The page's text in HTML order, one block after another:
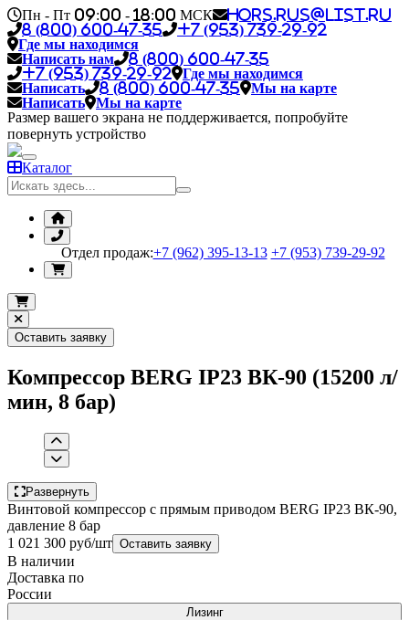
Пн - Пт 09:00 - 18:00 МСК
hors.rus@list.ru
8 (800) 600-47-35
+7 (953) 739-29-92
Где мы находимся
Написать нам
8 (800) 600-47-35
+7 (953) 739-29-92
Где мы находимся
Написать
8 (800) 600-47-35
Мы на карте
Написать
Мы на карте
Размер вашего экрана не поддерживается, попробуйте
повернуть устройство
Каталог
Отдел продаж:+7 (962) 395-13-13 +7 (953) 739-29-92
Оставить заявку
Компрессор BERG IP23 ВК-90 (15200 л/
мин, 8 бар)
Развернуть
Винтовой компрессор с прямым приводом BERG IP23 ВК-90,
давление 8 бар
1 021 300 руб/шт Оставить заявку
В наличии
Доставка по
России
Лизинг